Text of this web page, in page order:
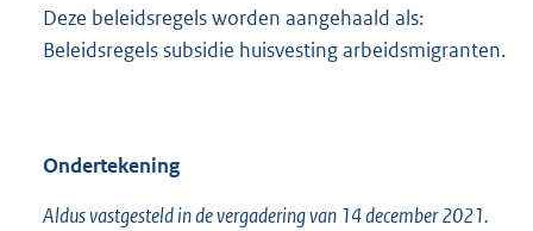
Deze beleidsregels worden aangehaald als:
Beleidsregels subsidie huisvesting arbeidsmigranten.
Ondertekening
Aldus vastgesteld in de vergadering van 14 december 2021.